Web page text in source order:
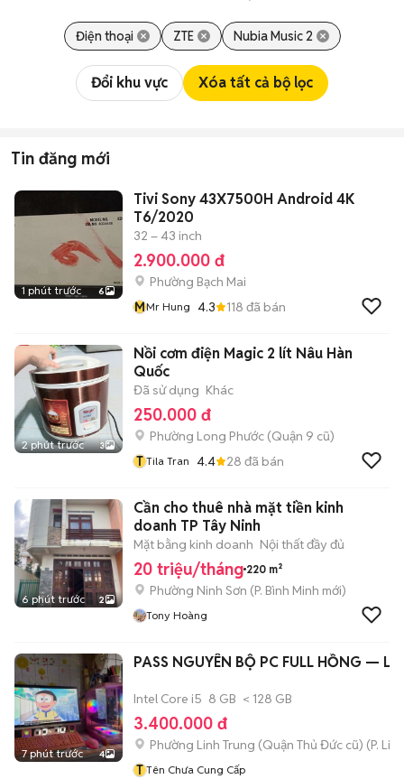
Điện thoại ZTE Nubia Music 2
Đổi khu vực Xóa tất cả bộ lọc
Tin đăng mới
1 phút trước 6
Tivi Sony 43X7500H Android 4K
T6/2020
32 – 43 inch
2.900.000 đ
Phường Bạch Mai
MMr Hung 4.3 118 đã bán
2 phút trước 3
Nồi cơm điện Magic 2 lít Nâu Hàn
Quốc
Đã sử dụng Khác
250.000 đ
Phường Long Phước (Quận 9 cũ)
T Tila Tran 4.4 28 đã bán
6 phút trước 2
Cần cho thuê nhà mặt tiền kinh
doanh TP Tây Ninh
Mặt bằng kinh doanh Nội thất đầy đủ
20 triệu/tháng 220 m²
Phường Ninh Sơn (P. Bình Minh mới)
Tony Hoàng
7 phút trước 4
PASS NGUYÊN BỘ PC FULL HỒNG —
Intel Core i5 8 GB < 128 GB
3.400.000 đ
Phường Linh Trung (Quận Thủ Đức cũ) (P.
T Tên Chưa Cung Cấp